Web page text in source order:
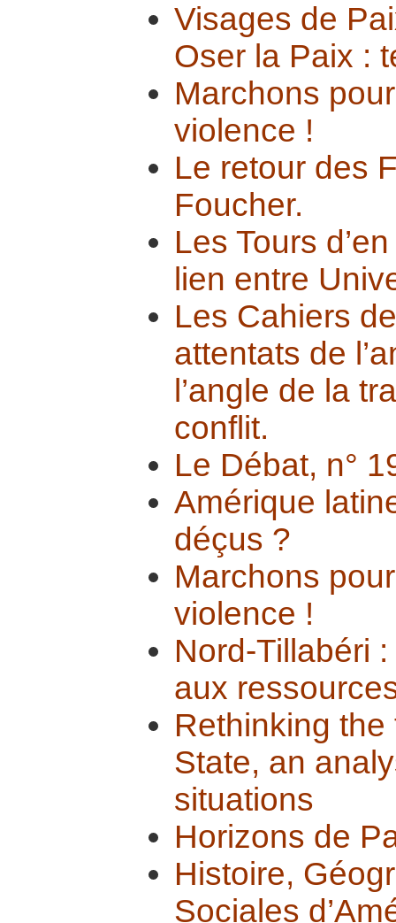
Visages de
Oser la Paix :
Marchons
violence !
Le retour des
Foucher.
Les Tours
lien entre
Les Cahiers
attentats de
l’angle de la
conflit.
Le Débat, n°
Amérique
déçus ?
Marchons
violence !
Nord-Tillabéri
aux
Rethinking
State, an
situations
Horizons de
Histoire,
Sociales